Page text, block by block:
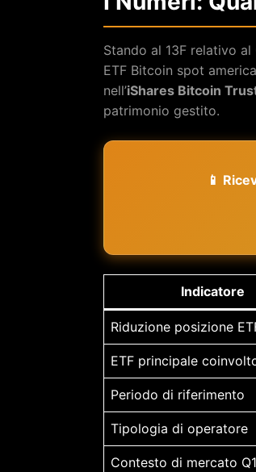
Stando al 13F relativo
ETF Bitcoin spot
nell’iShares Bitcoin
patrimonio gestito.
📱
Indicatore
Riduzione posizione
ETF principale
Periodo di riferimento
Tipologia di operatore
Contesto di mercato Q1